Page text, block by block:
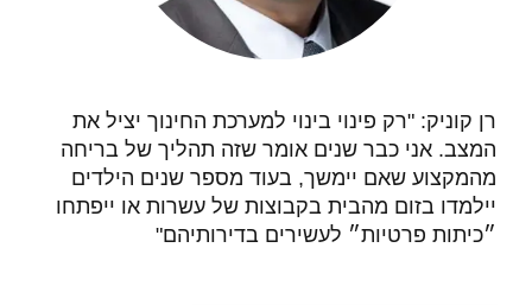
רן קוניק: "רק פינוי בינוי למערכת החינוך יציל את
המצב. אני כבר שנים אומר שזה תהליך של בריחה
מהמקצוע שאם יימשך, בעוד מספר שנים הילדים
יילמדו בזום מהבית בקבוצות של עשרות או ייפתחו
״כיתות פרטיות״ לעשירים בדירותיהם"